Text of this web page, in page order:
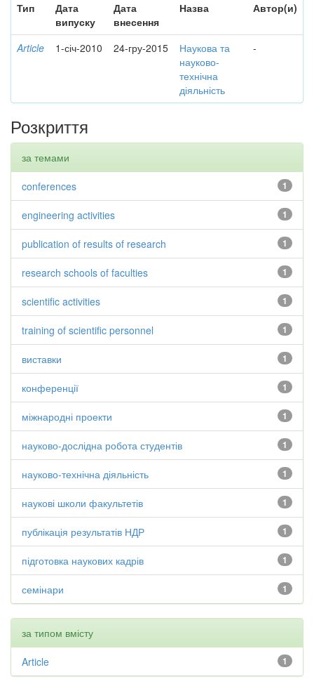
Тип
Дата
випуску
Дата
внесення
Назва Автор(и)
Article 1-січ-2010 24-гру-2015
Наукова та
науково-
технічна
діяльність
-
Розкриття
за темами
1
conferences
1
engineering activities
1
publication of results of research
1
research schools of faculties
1
scientific activities
1
training of scientific personnel
1
виставки
1
конференції
1
міжнародні проекти
1
науково-дослідна робота студентів
1
науково-технічна діяльність
1
наукові школи факультетів
1
публікація результатів НДР
1
підготовка наукових кадрів
1
семінари
за типом вмісту
1
Article